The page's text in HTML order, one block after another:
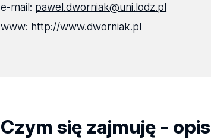
e-mail: pawel.dworniak@uni.lodz.pl
www: http://www.dworniak.pl
Czym się zajmuję -